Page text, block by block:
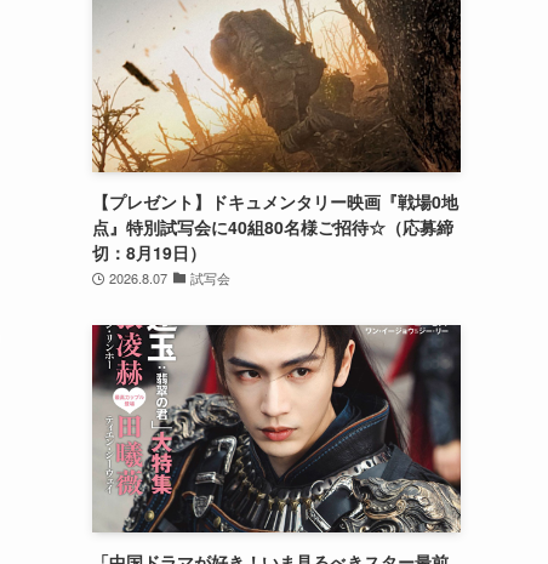
【プレゼント】ドキュメンタリー映画『戦場0地
点』特別試写会に40組80名様ご招待☆（応募締
切：8月19日）
2026.8.07 試写会